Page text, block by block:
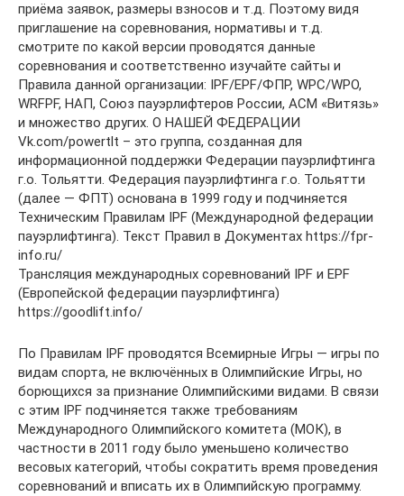
приёма заявок, размеры взносов и т.д. Поэтому видя
приглашение на соревнования, нормативы и т.д.
смотрите по какой версии проводятся данные
соревнования и соответственно изучайте сайты и
Правила данной организации: IPF/EPF/ФПР, WPC/WPO,
WRFPF, НАП, Союз пауэрлифтеров России, АСМ «Витязь»
и множество других. О НАШЕЙ ФЕДЕРАЦИИ
Vk.com/powertlt – это группа, созданная для
информационной поддержки Федерации пауэрлифтинга
г.о. Тольятти. Федерация пауэрлифтинга г.о. Тольятти
(далее — ФПТ) основана в 1999 году и подчиняется
Техническим Правилам IPF (Международной федерации
пауэрлифтинга). Текст Правил в Документах https://fpr-
info.ru/
Трансляция международных соревнований IPF и EPF
(Европейской федерации пауэрлифтинга)
https://goodlift.info/
По Правилам IPF проводятся Всемирные Игры — игры по
видам спорта, не включённых в Олимпийские Игры, но
борющихся за признание Олимпийскими видами. В связи
с этим IPF подчиняется также требованиям
Международного Олимпийского комитета (МОК), в
частности в 2011 году было уменьшено количество
весовых категорий, чтобы сократить время проведения
соревнований и вписать их в Олимпийскую программу.